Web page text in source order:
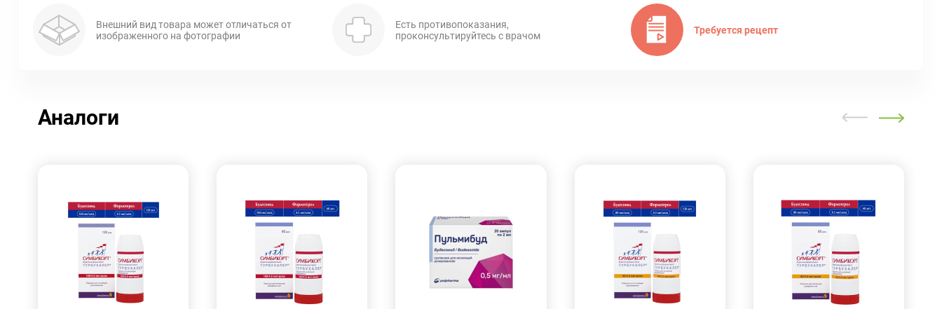
Внешний вид товара может отличаться от
изображенного на фотографии
Есть противопоказания,
проконсультируйтесь с врачом
Требуется рецепт
Аналоги